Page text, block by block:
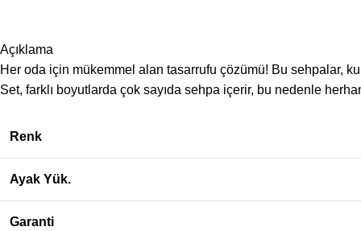
Açıklama
Her oda için mükemmel alan tasarrufu çözümü! Bu sehpalar,
Set, farklı boyutlarda çok sayıda sehpa içerir, bu nedenle
Renk
Ayak Yük.
Garanti